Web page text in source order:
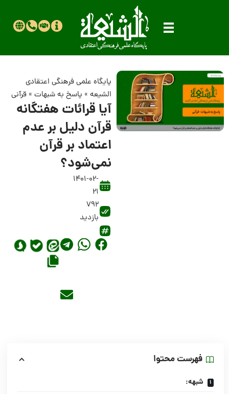
پایگاه علمی فرهنگی اعتقادی
الشیعه» پاسخ به شبهات» قرآنی
آیا قرائات هفتگانه
قرآن دلیل بر عدم
اعتماد بر قرآن
نمی‌شود؟
1401-02-
21
792
بازدید
فهرست محتوا
شبهه: